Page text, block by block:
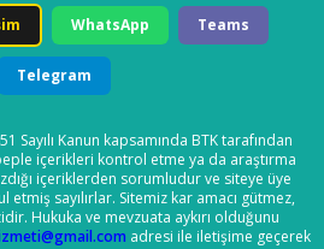
WhatsApp Teams
Telegram
Sayılı Kanun kapsamında BTK tarafından
içerikleri kontrol etme ya da araştırma
içeriklerden sorumludur ve siteye üye
sayılırlar. Sitemiz kar amacı gütmez,
Hukuka ve mevzuata aykırı olduğunu
adresi ile iletişime geçerek